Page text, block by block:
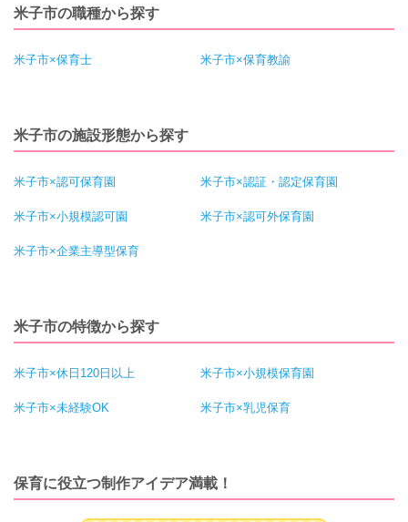
米子市の職種から探す
米子市×保育士 米子市×保育教諭
米子市の施設形態から探す
米子市×認可保育園 米子市×認証・認定保育園
米子市×小規模認可園 米子市×認可外保育園
米子市×企業主導型保育
米子市の特徴から探す
米子市×休日120日以上 米子市×小規模保育園
米子市×未経験OK 米子市×乳児保育
保育に役立つ制作アイデア満載！